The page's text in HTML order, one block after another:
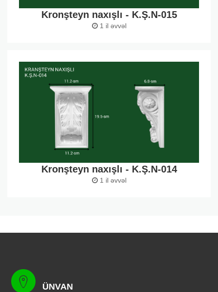
Kronşteyn naxışlı - K.Ş.N-015
1 il əvvəl
Kronşteyn naxışlı - K.Ş.N-014
1 il əvvəl
ÜNVAN